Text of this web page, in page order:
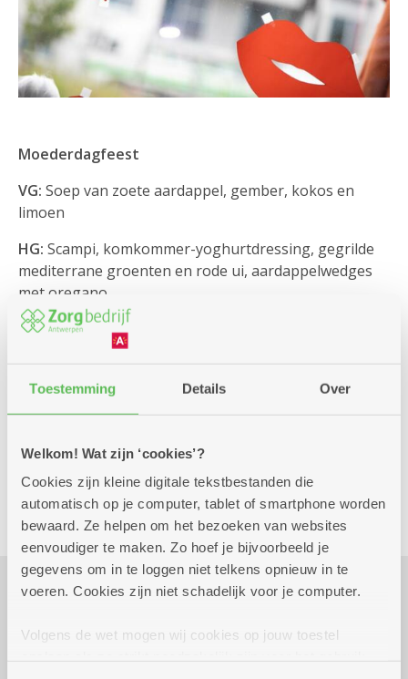
Toestemming Details Over
Welkom! Wat zijn ‘cookies’?
Cookies zijn kleine digitale tekstbestanden die
automatisch op je computer, tablet of smartphone worden
bewaard. Ze helpen om het bezoeken van websites
eenvoudiger te maken. Zo hoef je bijvoorbeeld je
gegevens om in te loggen niet telkens opnieuw in te
voeren. Cookies zijn niet schadelijk voor je computer.
Volgens de wet mogen wij cookies op jouw toestel
Moederdagfeest
VG: Soep van zoete aardappel, gember, kokos en
limoen
HG: Scampi, komkommer-yoghurtdressing, gegrilde
mediterrane groenten en rode ui, aardappelwedges
met oregano
ALT Vlees: Kipfilet, rest idem
VEG:Mexicaanse pepperburger, rest idem
Bavarois van framboos
Culinair Moederdag